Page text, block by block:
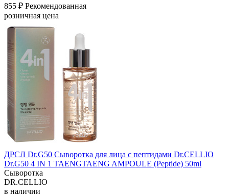
855 ₽ Рекомендованная
розничная цена
ДРСЛ Dr.G50 Сыворотка для лица с пептидами Dr.CELLIO
Dr.G50 4 IN 1 TAENGTAENG AMPOULE (Peptide) 50ml
Сыворотка
DR.CELLIO
в наличии